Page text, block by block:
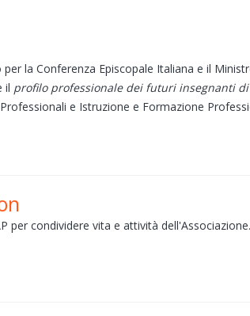
la Conferenza Episcopale Italiana e il
il profilo professionale dei futuri insegnanti
e Istruzione e Formazione
per condividere vita e attività dell'Associazione.